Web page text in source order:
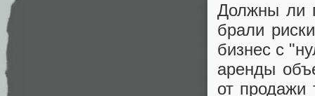
Должны ли
брали
бизнес с
аренды
от продажи